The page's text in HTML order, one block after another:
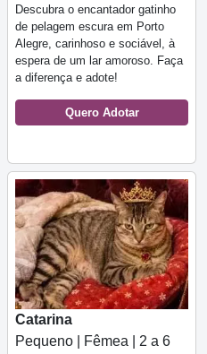
Descubra o encantador gatinho
de pelagem escura em Porto
Alegre, carinhoso e sociável, à
espera de um lar amoroso. Faça
a diferença e adote!
Quero Adotar
Catarina
Pequeno | Fêmea | 2 a 6